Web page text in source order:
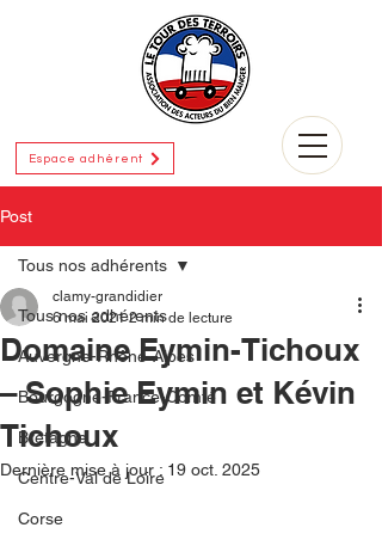
Espace adhérent
Post
Tous nos adhérents
Auvergne-Rhône-Alpes
Bourgogne-France-Comté
Bretagne
Centre-Val de Loire
Corse
Tous nos adhérents
Domaine Eymin-Tichoux
– Sophie Eymin et Kévin
Tichoux
clamy-grandidier
6 mai 2021 2 min de lecture
Dernière mise à jour : 19 oct. 2025